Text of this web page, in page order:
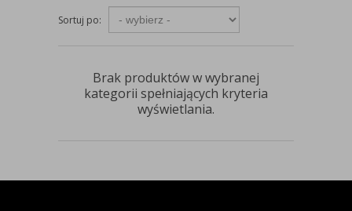
Sortuj po:
Brak produktów w wybranej
kategorii spełniających kryteria
wyświetlania.